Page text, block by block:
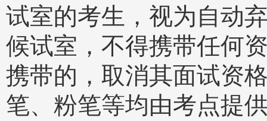
试室的考生，视为自动
候试室，不得携带任何
携带的，取消其面试资
笔、粉笔等均由考点提